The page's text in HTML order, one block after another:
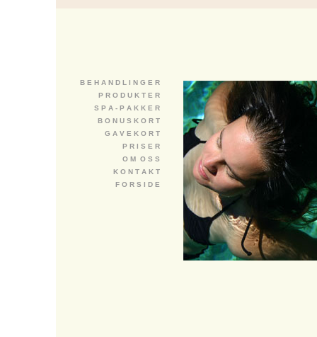
B E H A N D L I N G E R
P R O D U K T E R
S P A - P A K K E R
B O N U S K O R T
G A V E K O R T
P R I S E R
O M O S S
K O N T A K T
F O R S I D E